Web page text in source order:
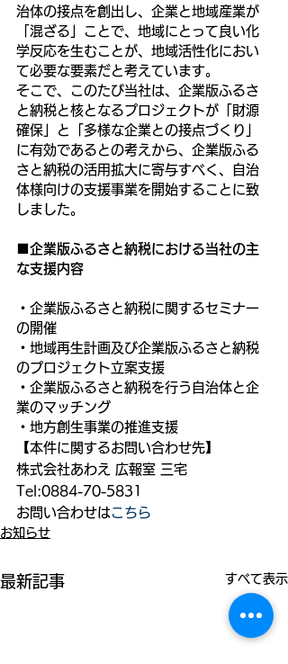
治体の接点を創出し、企業と地域産業が
「混ざる」ことで、地域にとって良い化
学反応を生むことが、地域活性化におい
て必要な要素だと考えています。
そこで、このたび当社は、企業版ふるさ
と納税と核となるプロジェクトが「財源
確保」と「多様な企業との接点づくり」
に有効であるとの考えから、企業版ふる
さと納税の活用拡大に寄与すべく、自治
体様向けの支援事業を開始することに致
しました。
■企業版ふるさと納税における当社の主
な支援内容
・企業版ふるさと納税に関するセミナー
の開催
・地域再生計画及び企業版ふるさと納税
のプロジェクト立案支援
・企業版ふるさと納税を行う自治体と企
業のマッチング
・地方創生事業の推進支援
【本件に関するお問い合わせ先】
株式会社あわえ 広報室 三宅
Tel:0884-70-5831
お問い合わせは こちら
お知らせ
最新記事 すべて表示